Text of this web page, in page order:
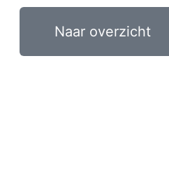
Naar overzicht
0,00